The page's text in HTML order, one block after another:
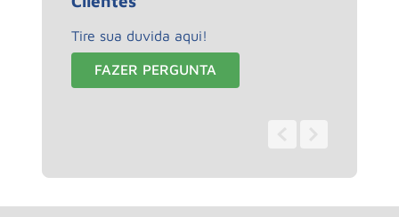
Tire sua duvida aqui!
FAZER PERGUNTA